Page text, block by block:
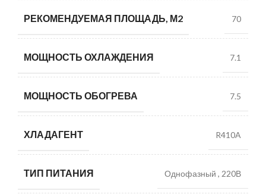
РЕКОМЕНДУЕМАЯ ПЛОЩАДЬ, М2 70
МОЩНОСТЬ ОХЛАЖДЕНИЯ 7.1
МОЩНОСТЬ ОБОГРЕВА 7.5
ХЛАДАГЕНТ R410A
ТИП ПИТАНИЯ Однофазный , 220В